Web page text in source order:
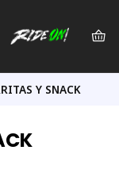
Y SNACK